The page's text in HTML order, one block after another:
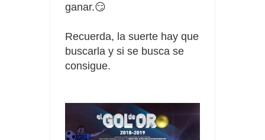
ganar.😏
Recuerda, la suerte hay que
buscarla y si se busca se
consigue.